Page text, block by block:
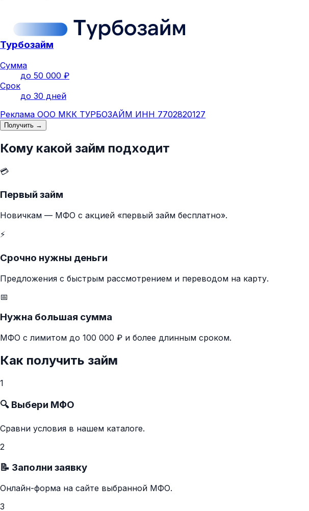
Турбозайм
Сумма
до 50 000 ₽
Срок
до 30 дней
Реклама ООО МКК ТУРБОЗАЙМ ИНН 7702820127
Получить →
Кому какой займ подходит
💳
Первый займ
Новичкам — МФО с акцией «первый займ бесплатно».
⚡
Срочно нужны деньги
Предложения с быстрым рассмотрением и переводом на карту.
📅
Нужна большая сумма
МФО с лимитом до 100 000 ₽ и более длинным сроком.
Как получить займ
1
🔍 Выбери МФО
Сравни условия в нашем каталоге.
2
📝 Заполни заявку
Онлайн-форма на сайте выбранной МФО.
3